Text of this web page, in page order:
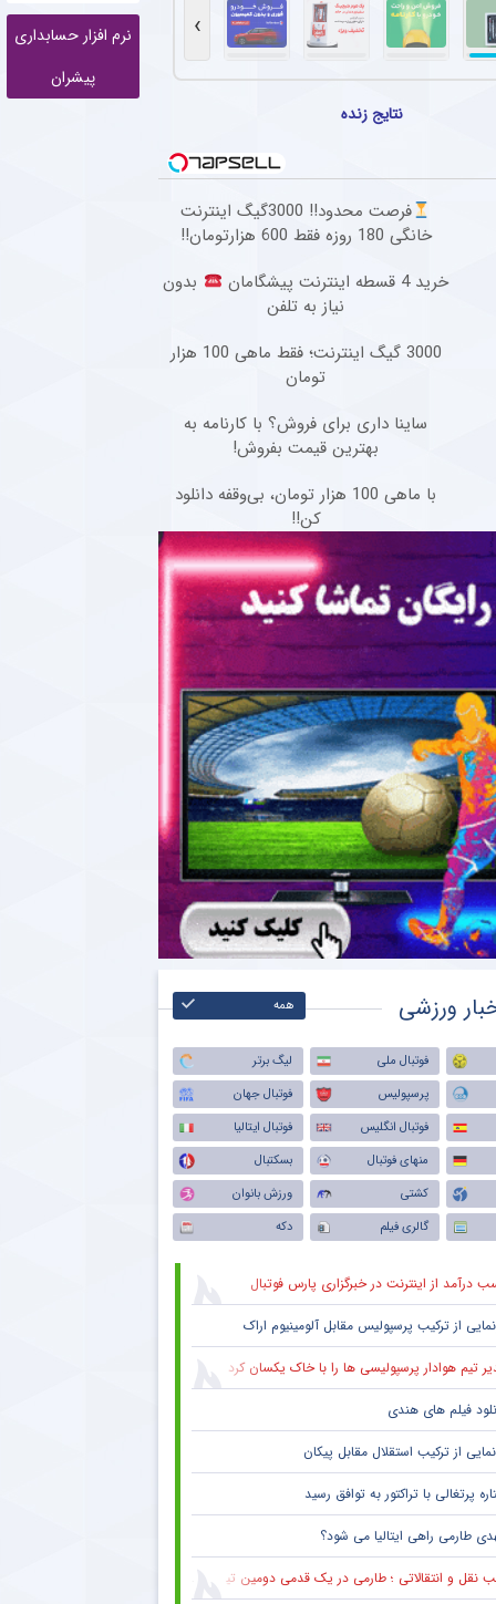
نرم افزار حسابداری
پیشران
روملو لوکاکو در رقابت های اف ای کاپ تاکنون را مشاهده می کنید.
›
نتایج زنده
فرصت محدود!! 3000گیگ اینترنت
خانگی 180 روزه فقط 600 هزارتومان!!
خرید 4 قسطه اینترنت پیشگامان
بدون
نیاز به تلفن
3000 گیگ اینترنت؛ فقط ماهی 100 هزار
تومان
ساینا داری برای فروش؟ با کارنامه به
بهترین قیمت بفروش!
با ماهی 100 هزار تومان، بی‌وقفه دانلود
کن!!
ورزشی همه
فوتبال ملی
لیگ برتر
پرسپولیس
فوتبال جهان
فوتبال انگلیس
فوتبال ایتالیا
منهای فوتبال
بسکتبال
کشتی
ورزش بانوان
گالری فیلم دکه
درآمد از اینترنت در خبرگزاری پارس فوتبال
از ترکیب پرسپولیس‌ مقابل آلومینیوم اراک
تیم هوادار پرسپولیسی ها را با خاک یکسان کرد
فیلم های هندی
از ترکیب استقلال مقابل پیکان
پرتغالی با تراکتور به توافق رسید
طارمی راهی ایتالیا می شود؟
نقل و انتقالاتی ؛ طارمی در یک قدمی دومین تیم پرافتخار اروپا